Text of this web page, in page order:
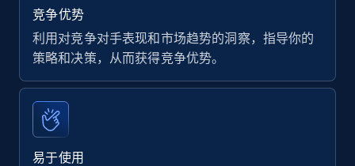
竞争优势
利用对竞争对手表现和市场趋势的洞察，指导你的
策略和决策，从而获得竞争优势。
易于使用